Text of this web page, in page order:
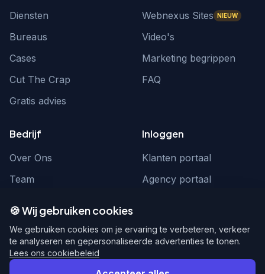
Diensten
Bureaus
Cases
Cut The Crap
Gratis advies
Webnexus Sites NIEUW
Video's
Marketing begrippen
FAQ
Bedrijf
Over Ons
Team
Inloggen
Klanten portaal
Agency portaal
hello@webnexus.nl
085 004 1875
🍪 Wij gebruiken cookies
We gebruiken cookies om je ervaring te verbeteren, verkeer
te analyseren en gepersonaliseerde advertenties te tonen.
Lees ons cookiebeleid